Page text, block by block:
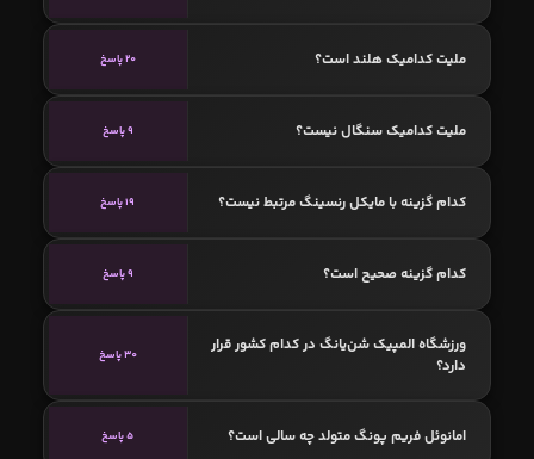
ملیت کدامیک هلند است؟ 20 پاسخ
ملیت کدامیک سنگال نیست؟ 9 پاسخ
کدام گزینه با مایکل رنسینگ مرتبط نیست؟ 19 پاسخ
کدام گزینه صحیح است؟ 9 پاسخ
ورزشگاه المپیک شن‌یانگ در کدام کشور قرار
دارد؟
30 پاسخ
امانوئل فریم پونگ متولد چه سالی است؟ 5 پاسخ